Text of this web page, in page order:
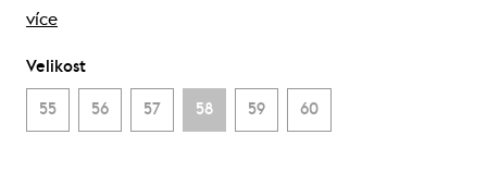
více
Velikost
55 56 57 58 59 60